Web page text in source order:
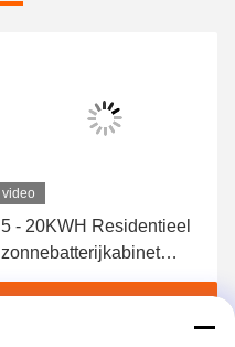
video
5 - 20KWH Residentieel
zonnebatterijkabinet
Pakket Home Zonne-